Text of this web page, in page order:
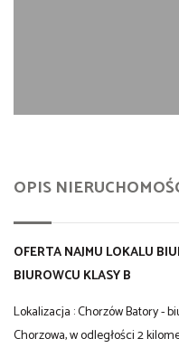
OPIS
OFERTA NAJMU LOKALU
BIUROWCU KLASY B
Lokalizacja : Chorzów Batory -
Chorzowa, w odległości 2